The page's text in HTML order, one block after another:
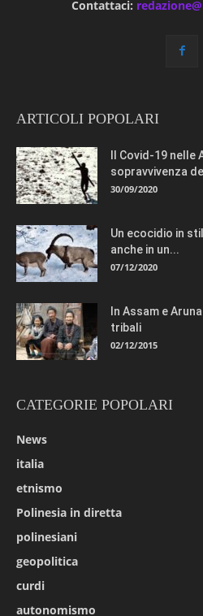
Contattaci:
ARTICOLI POPOLARI
Il Covid-19
sopravvivenza
30/09/2020
Un ecocidio in
anche in un...
07/12/2020
In Assam e
tribali
02/12/2015
CATEGORIE POPOLARI
News
italia
etnismo
Polinesia in diretta
polinesiani
geopolitica
curdi
autonomismo